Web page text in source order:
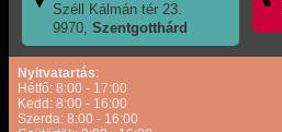
Széll Kálmán tér 23.
9970,Szentgotthárd
Nyitvatartás:
Hétfő: 8:00 - 17:00
Kedd: 8:00 - 16:00
Szerda: 8:00 - 16:00